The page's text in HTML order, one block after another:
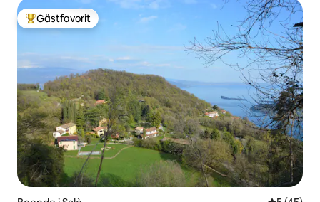
Populär gästfavorit
Gästfavorit